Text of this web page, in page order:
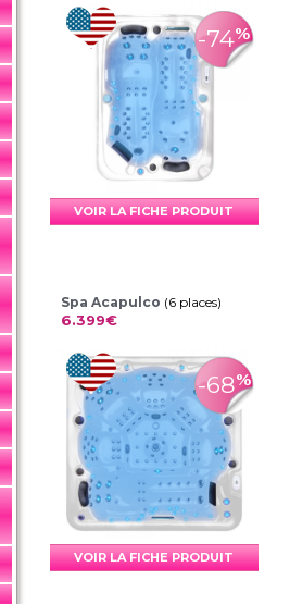
-74%
VOIR LA FICHE PRODUIT
Spa Acapulco (6 places)
6.399€
-68%
VOIR LA FICHE PRODUIT